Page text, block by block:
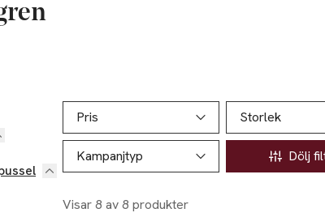
Hoppa till produktsidan
Pris
Storlek
Kampanjtyp Dölj
Visar 8 av 8 produkter
Lista över produkter